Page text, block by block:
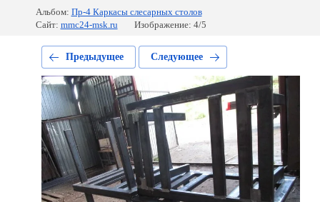
Альбом: Пр-4 Каркасы слесарных столов
Сайт: mmc24-msk.ru Изображение: 4/5
Предыдущее Следующее